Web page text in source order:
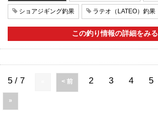
ショアジギング釣果 ラテオ（LATEO）釣果
この釣り情報の詳細をみる
5 / 7 < 前 2 3 4 5
»